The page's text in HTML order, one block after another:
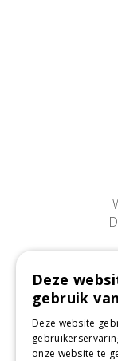
Deze
gebruik
Deze website
onze website te